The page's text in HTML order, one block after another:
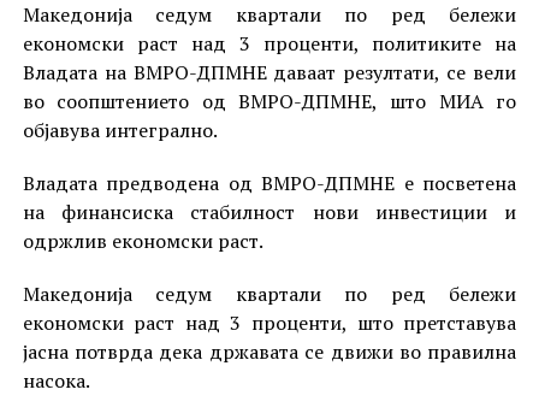
Македонија седум квартали по ред бележи
економски раст над 3 проценти, политиките на
Владата на ВМРО-ДПМНЕ даваат резултати, се вели
во соопштението од ВМРО-ДПМНЕ, што МИА го
објавува интегрално.
Владата предводена од ВМРО-ДПМНЕ е посветена
на финансиска стабилност нови инвестиции и
одржлив економски раст.
Македонија седум квартали по ред бележи
економски раст над 3 проценти, што претставува
јасна потврда дека државата се движи во правилна
насока.